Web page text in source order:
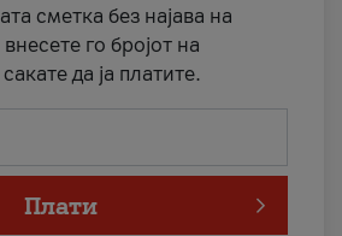
сметка без најава на
го бројот на
да ја платите.
Плати